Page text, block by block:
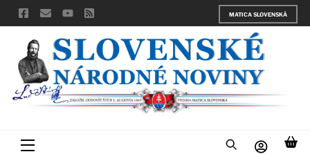
Skip
to
content
MATICA SLOVENSKÁ
Menu